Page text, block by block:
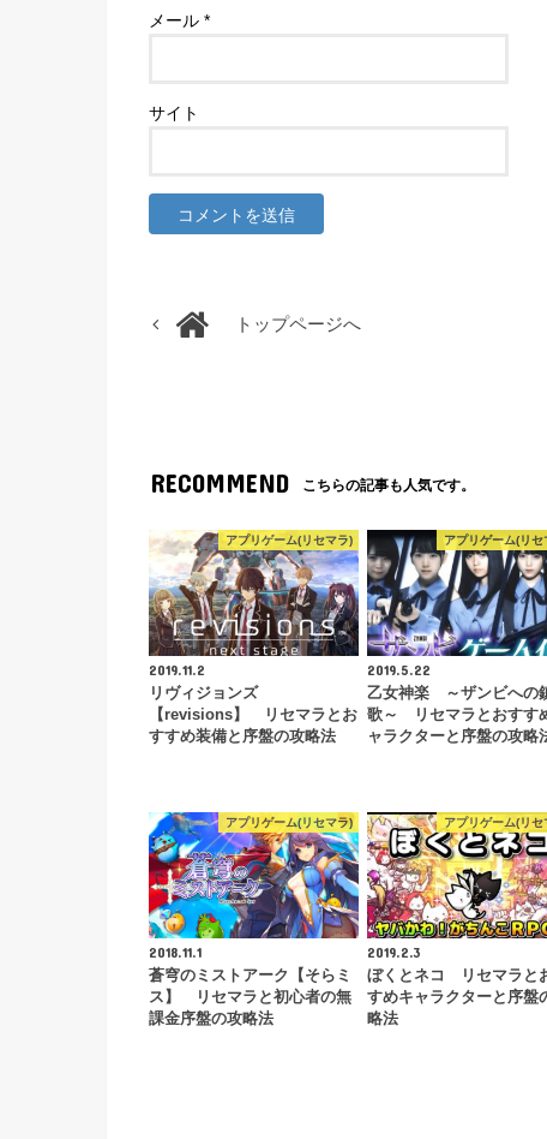
メール *
サイト
トップページへ
RECOMMEND こちらの記事も人気です。
アプリゲーム(リセマラ)
2019.11.2
リヴィジョンズ
【revisions】 リセマラとお
すすめ装備と序盤の攻略法
アプリゲーム(リセ
2019.5.22
乙女神楽 ～ザンビへの
歌～ リセマラとおすす
ャラクターと序盤の攻略
アプリゲーム(リセマラ)
2018.11.1
蒼穹のミストアーク【そらミ
ス】 リセマラと初心者の無
課金序盤の攻略法
アプリゲーム(リセ
2019.2.3
ぼくとネコ リセマラと
すめキャラクターと序盤
略法